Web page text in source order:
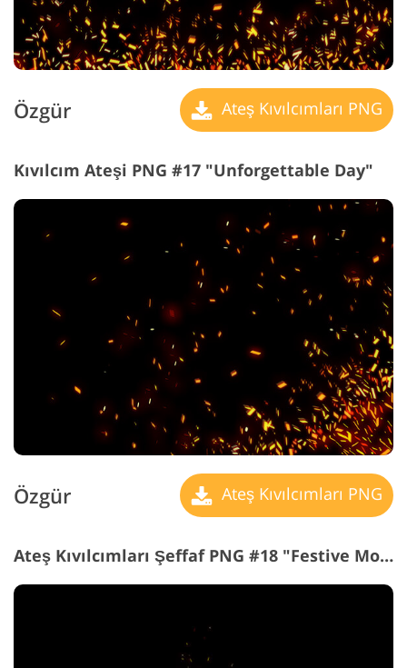
Özgür Ateş Kıvılcımları PNG
Kıvılcım Ateşi PNG #17 "Unforgettable Day"
Özgür Ateş Kıvılcımları PNG
Ateş Kıvılcımları Şeffaf PNG #18 "Festive Mood"